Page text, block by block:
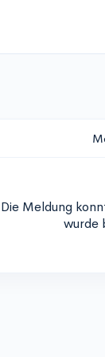
Die Meldung
wurde